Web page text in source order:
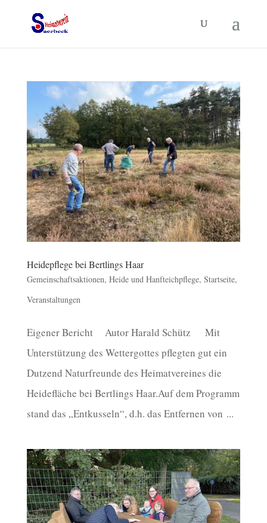
Heidepflege bei Bertlings Haar
Gemeinschaftsaktionen, Heide und Hanfteichpflege, Startseite,
Veranstaltungen
Eigener Bericht Autor Harald Schütz Mit
Unterstützung des Wettergottes pflegten gut ein
Dutzend Naturfreunde des Heimatvereines die
Heidefläche bei Bertlings Haar.Auf dem Programm
stand das „Entkusseln“, d.h. das Entfernen von ...